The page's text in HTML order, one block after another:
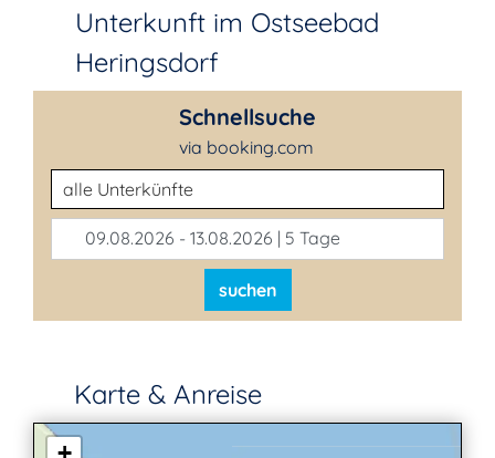
Unterkunft im Ostseebad
Heringsdorf
Schnellsuche
via booking.com
Unterkunftsart
09.08.2026 - 13.08.2026 | 5 Tage
suchen
Karte & Anreise